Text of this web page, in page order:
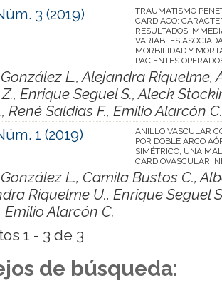
3 (2019)
TRAUMATISMO
CARDIACO:
RESULTADOS
VARIABLES
MORBILIDAD Y
PACIENTES
L., Alejandra Riquelme,
Enrique Seguel S., Aleck
René Saldías F., Emilio Alarcón C.
1 (2019)
ANILLO VASCULAR
POR DOBLE ARCO
SIMÉTRICO, UNA
CARDIOVASCULAR
L., Camila Bustos C.,
Riquelme U., Enrique Seguel
Emilio Alarcón C.
1 - 3 de 3
de búsqueda: